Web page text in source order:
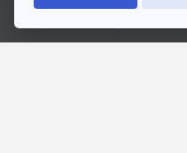
Ⓒ 2020 องค์การกระจายเสียงและแพร่ภาพสาธา
EP. 8: ทุ่งมหาราช